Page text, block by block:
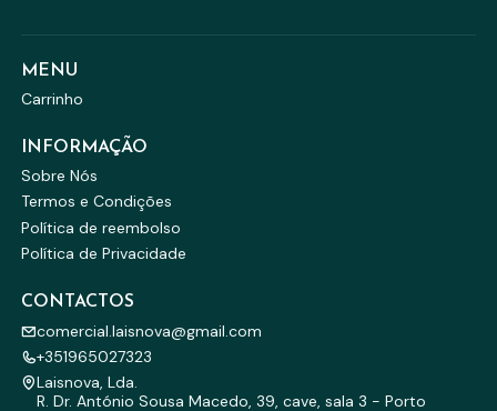
MENU
Carrinho
INFORMAÇÃO
Sobre Nós
Termos e Condições
Política de reembolso
Política de Privacidade
CONTACTOS
comercial.laisnova@gmail.com
+351965027323
Laisnova, Lda.
R. Dr. António Sousa Macedo, 39, cave, sala 3 - Porto